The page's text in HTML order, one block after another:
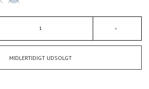
MIDLERTIDIGT UDSOLGT